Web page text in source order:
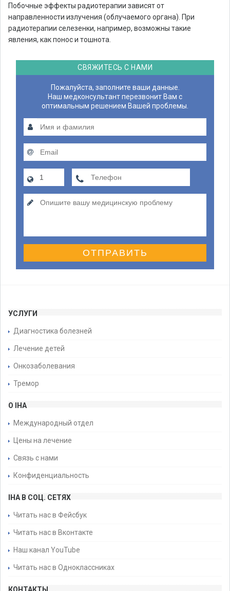
Побочные эффекты радиотерапии зависят от
направленности излучения (облучаемого органа). При
радиотерапии селезенки, например, возможны такие
явления, как понос и тошнота.
СВЯЖИТЕСЬ С НАМИ
Пожалуйста, заполните ваши данные.
Наш медконсультант перезвонит Вам с
оптимальным решением Вашей проблемы.
ОТПРАВИТЬ
УСЛУГИ
Диагностика болезней
Лечение детей
Онкозаболевания
Тремор
О IHA
Международный отдел
Цены на лечение
Связь с нами
Конфиденциальность
IHA В СОЦ. СЕТЯХ
Читать нас в Фейсбук
Читать нас в Вконтакте
Наш канал YouTube
Читать нас в Одноклассниках